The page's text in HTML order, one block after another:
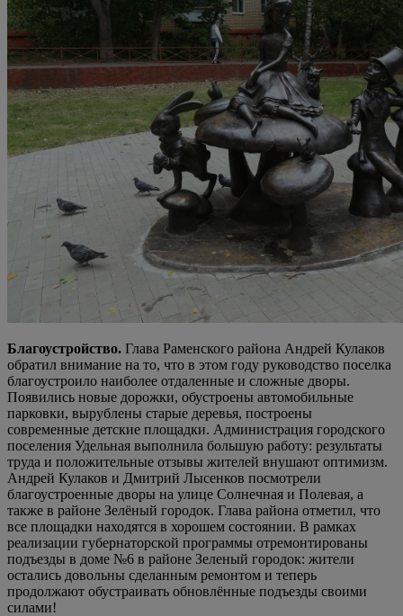
Благоустройство. Глава Раменского района Андрей Кулаков
обратил внимание на то, что в этом году руководство поселка
благоустроило наиболее отдаленные и сложные дворы.
Появились новые дорожки, обустроены автомобильные
парковки, вырублены старые деревья, построены
современные детские площадки. Администрация городского
поселения Удельная выполнила большую работу: результаты
труда и положительные отзывы жителей внушают оптимизм.
Андрей Кулаков и Дмитрий Лысенков посмотрели
благоустроенные дворы на улице Солнечная и Полевая, а
также в районе Зелёный городок. Глава района отметил, что
все площадки находятся в хорошем состоянии. В рамках
реализации губернаторской программы отремонтированы
подъезды в доме №6 в районе Зеленый городок: жители
остались довольны сделанным ремонтом и теперь
продолжают обустраивать обновлённые подъезды своими
силами!